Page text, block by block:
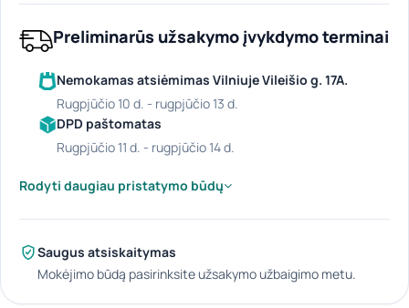
Preliminarūs užsakymo įvykdymo terminai
Nemokamas atsiėmimas Vilniuje Vileišio g. 17A.
rugpjūčio 10 d. - rugpjūčio 13 d.
DPD paštomatas
rugpjūčio 11 d. - rugpjūčio 14 d.
Rodyti daugiau pristatymo būdų
Saugus atsiskaitymas
Mokėjimo būdą pasirinksite užsakymo užbaigimo metu.